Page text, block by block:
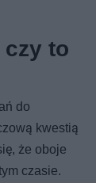
to
do
kwestią
że oboje
czasie.